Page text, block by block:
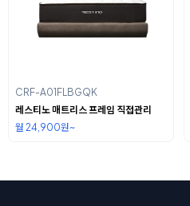
CRF-A01FLBGQK
레스티노 매트리스 프레임 직접관리
월 24,900원~